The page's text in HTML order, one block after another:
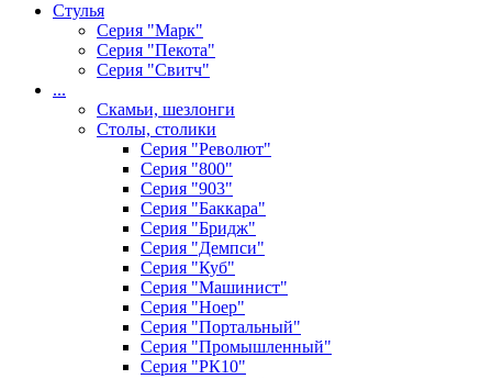
Стулья
Серия "Марк"
Серия "Пекота"
Серия "Свитч"
...
Скамьи, шезлонги
Столы, столики
Серия "Револют"
Серия "800"
Серия "903"
Серия "Баккара"
Серия "Бридж"
Серия "Демпси"
Серия "Куб"
Серия "Машинист"
Серия "Ноер"
Серия "Портальный"
Серия "Промышленный"
Серия "РК10"